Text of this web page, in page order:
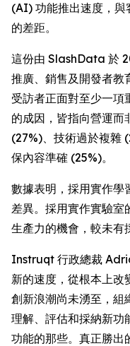
(AI) 功能推出速度，與
的差距。
這份由 SlashData 於
推廣、銷售及開發者教
受訪者正面對至少一項
的成因，皆指向營運而
(27%)、技術過於複雜
保內容準確 (25%)。
數據表明，採用實作學
差異。採用實作實驗室
生產力的機會，較未有
Instruqt 行政總裁
新的速度，從根本上改
創新浪潮尚未湧至，組
理解、評估和採納新功
功能的那些。真正勝出